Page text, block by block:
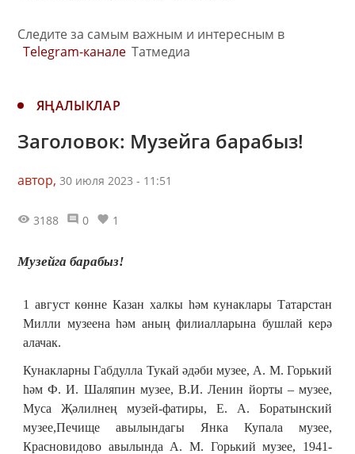
Следите за самым важным и интересным в
Telegram-канале Татмедиа
ЯҢАЛЫКЛАР
Заголовок: Музейга барабыз!
автор, 30 июля 2023 - 11:51
3188 0 1
Музейга барабыз!
1 август көнне Казан халкы һәм кунаклары Татарстан
Милли музеена һәм аның филиалларына бушлай керә
алачак.
Кунакларны Габдулла Тукай әдәби музее, А. М. Горький
һәм Ф. И. Шаляпин музее, В.И. Ленин йорты – музее,
Муса Җәлилнең музей-фатиры, Е. А. Боратынский
музее,Печище авылындагы Янка Купала музее,
Красновидово авылында А. М. Горький музее, 1941-